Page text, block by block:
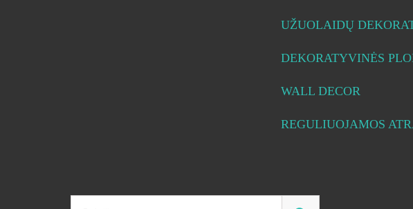
UŽUOLAIDŲ
DEKORATYVINĖS
WALL DECOR
REGULIUOJAMOS